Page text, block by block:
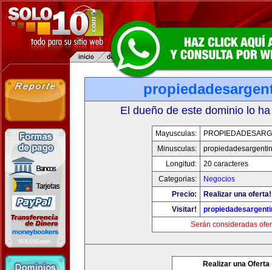
El dueño de este dominio lo
Mayusculas:
Minusculas:
Longitud:
20 caracteres
Categorias:
Negocios
Precio:
Realizar una oferta!
Visitar!
Serán consideradas
Realizar una Oferta